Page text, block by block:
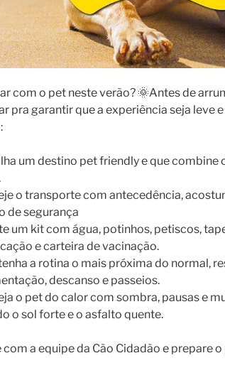
com o pet neste verão? 🌞Antes de
pra garantir que a experiência seja leve
um destino pet friendly e que combine
o transporte com antecedência,
de segurança
um kit com água, potinhos, petiscos,
e carteira de vacinação.
a rotina o mais próxima do normal,
descanso e passeios.
o pet do calor com sombra, pausas e
o sol forte e o asfalto quente.
com a equipe da Cão Cidadão e prepare